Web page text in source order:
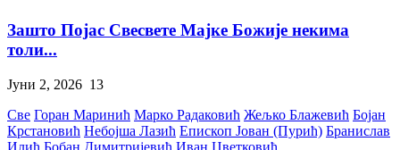
Зашто Појас Свесвете Мајке Божије некима
толи...
Јуни 2, 2026 13
Све Горан Маринић Марко Радаковић Жељко Блажевић Бојан
Крстановић Небојша Лазић Епископ Јован (Пурић) Бранислав
Илић Бобан Димитријевић Иван Цветковић